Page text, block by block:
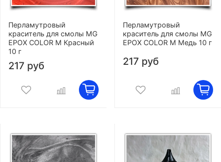
Перламутровый
краситель для смолы MG
EPOX COLOR M Красный
10 г
217 руб
Перламутровый
краситель для смолы MG
EPOX COLOR M Медь 10 г
217 руб